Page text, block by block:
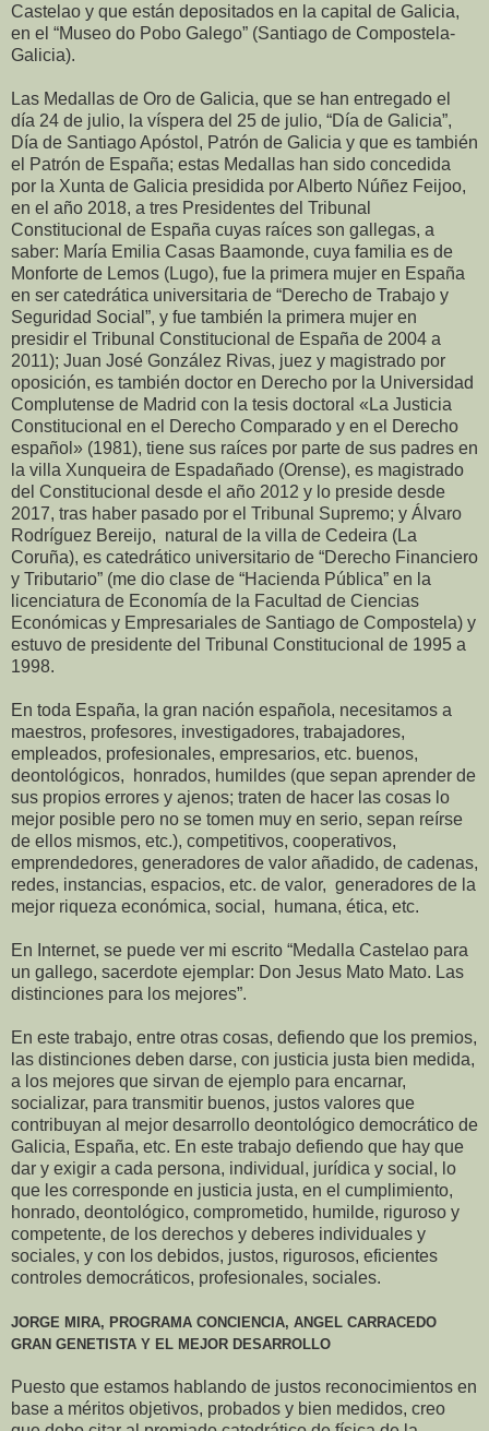
Castelao y que están depositados en la capital de Galicia,
en el “Museo do Pobo Galego” (Santiago de Compostela-
Galicia).
Las Medallas de Oro de Galicia, que se han entregado el
día 24 de julio, la víspera del 25 de julio, “Día de Galicia”,
Día de Santiago Apóstol, Patrón de Galicia y que es también
el Patrón de España; estas Medallas han sido concedida
por la Xunta de Galicia presidida por Alberto Núñez Feijoo,
en el año 2018, a tres Presidentes del Tribunal
Constitucional de España cuyas raíces son gallegas, a
saber: María Emilia Casas Baamonde, cuya familia es de
Monforte de Lemos (Lugo), fue la primera mujer en España
en ser catedrática universitaria de “Derecho de Trabajo y
Seguridad Social”, y fue también la primera mujer en
presidir el Tribunal Constitucional de España de 2004 a
2011); Juan José González Rivas, juez y magistrado por
oposición, es también doctor en Derecho por la Universidad
Complutense de Madrid con la tesis doctoral «La Justicia
Constitucional en el Derecho Comparado y en el Derecho
español» (1981), tiene sus raíces por parte de sus padres en
la villa Xunqueira de Espadañado (Orense), es magistrado
del Constitucional desde el año 2012 y lo preside desde
2017, tras haber pasado por el Tribunal Supremo; y Álvaro
Rodríguez Bereijo, natural de la villa de Cedeira (La
Coruña), es catedrático universitario de “Derecho Financiero
y Tributario” (me dio clase de “Hacienda Pública” en la
licenciatura de Economía de la Facultad de Ciencias
Económicas y Empresariales de Santiago de Compostela) y
estuvo de presidente del Tribunal Constitucional de 1995 a
1998.
En toda España, la gran nación española, necesitamos a
maestros, profesores, investigadores, trabajadores,
empleados, profesionales, empresarios, etc. buenos,
deontológicos, honrados, humildes (que sepan aprender de
sus propios errores y ajenos; traten de hacer las cosas lo
mejor posible pero no se tomen muy en serio, sepan reírse
de ellos mismos, etc.), competitivos, cooperativos,
emprendedores, generadores de valor añadido, de cadenas,
redes, instancias, espacios, etc. de valor, generadores de la
mejor riqueza económica, social, humana, ética, etc.
En Internet, se puede ver mi escrito “Medalla Castelao para
un gallego, sacerdote ejemplar: Don Jesus Mato Mato. Las
distinciones para los mejores”.
En este trabajo, entre otras cosas, defiendo que los premios,
las distinciones deben darse, con justicia justa bien medida,
a los mejores que sirvan de ejemplo para encarnar,
socializar, para transmitir buenos, justos valores que
contribuyan al mejor desarrollo deontológico democrático de
Galicia, España, etc. En este trabajo defiendo que hay que
dar y exigir a cada persona, individual, jurídica y social, lo
que les corresponde en justicia justa, en el cumplimiento,
honrado, deontológico, comprometido, humilde, riguroso y
competente, de los derechos y deberes individuales y
sociales, y con los debidos, justos, rigurosos, eficientes
controles democráticos, profesionales, sociales.
JORGE MIRA, PROGRAMA CONCIENCIA, ANGEL CARRACEDO
GRAN GENETISTA Y EL MEJOR DESARROLLO
Puesto que estamos hablando de justos reconocimientos en
base a méritos objetivos, probados y bien medidos, creo